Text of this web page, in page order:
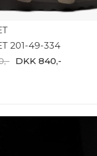
201-49-334
DKK 840,-